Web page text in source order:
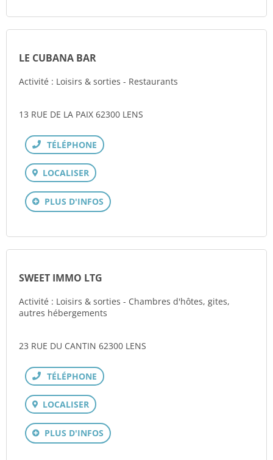
LE CUBANA BAR
Activité : Loisirs & sorties - Restaurants
13 RUE DE LA PAIX 62300 LENS
Téléphone
LOCALISER
PLUS D'INFOS
SWEET IMMO LTG
Activité : Loisirs & sorties - Chambres d'hôtes, gites,
autres hébergements
23 RUE DU CANTIN 62300 LENS
Téléphone
LOCALISER
PLUS D'INFOS